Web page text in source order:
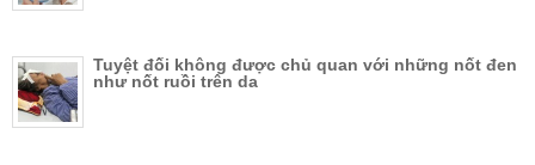
Tuyệt đối không được chủ quan với những nốt đen
như nốt ruồi trên da